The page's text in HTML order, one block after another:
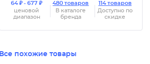
64 ₽ - 677 ₽
ценовой
диапазон
480 товаров
В каталоге
бренда
114 товаров
Доступно по
скидке
Все похожие товары